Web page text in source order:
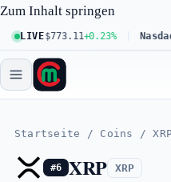
Zum Inhalt springen
LIVE
500 $773.11+0.23%
Startseite / Coins /
#6 XRP XRP